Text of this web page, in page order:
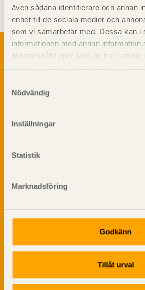
även sådana identifierare och annan
enhet till de sociala medier och
som vi samarbetar med. Dessa kan i
informationen med annan information
tillhandahållit eller som de har samlat
Nödvändig
Inställningar
Statistik
Marknadsföring
Godkänn
Tillåt urval
Svenskt Trä-id: SE00317
sågverksnärings digitala
beskriva träprodukter och deras